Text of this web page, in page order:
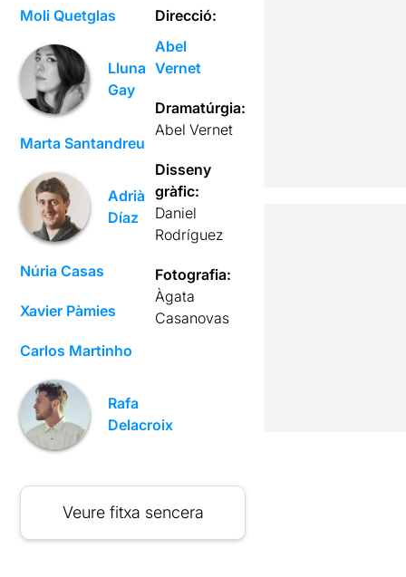
Moli Quetglas
Lluna
Gay
Marta Santandreu
Adrià
Díaz
Núria Casas
Xavier Pàmies
Carlos Martinho
Rafa
Delacroix
Direcció:
Abel
Vernet
Dramatúrgia:
Abel Vernet
Disseny
gràfic:
Daniel
Rodríguez
Fotografia:
Àgata
Casanovas
Veure fitxa sencera